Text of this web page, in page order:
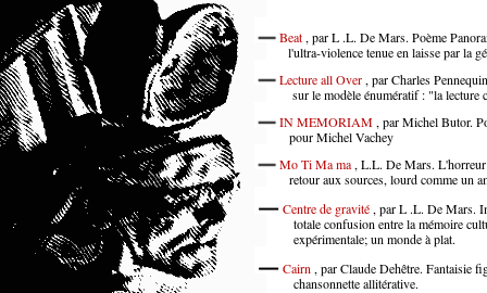
Beat , par L .L. De Mars. Poème
l'ultra-violence tenue en laisse par la
Lecture all Over , par Charles
sur le modèle énumératif : "la lecture
IN MEMORIAM , par Michel Butor.
pour Michel Vachey
Mo Ti Ma ma , L.L. De Mars.
retour aux sources, lourd comme un
Centre de gravité , par L .L. De Mars.
totale confusion entre la mémoire
expérimentale; un monde à plat.
Cairn , par Claude Dehêtre. Fantaisie
chansonnette allitérative.